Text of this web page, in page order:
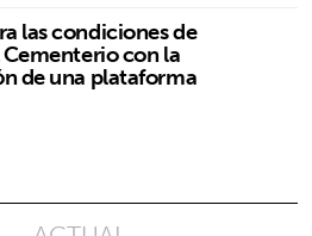
las condiciones de
con la
de una plataforma